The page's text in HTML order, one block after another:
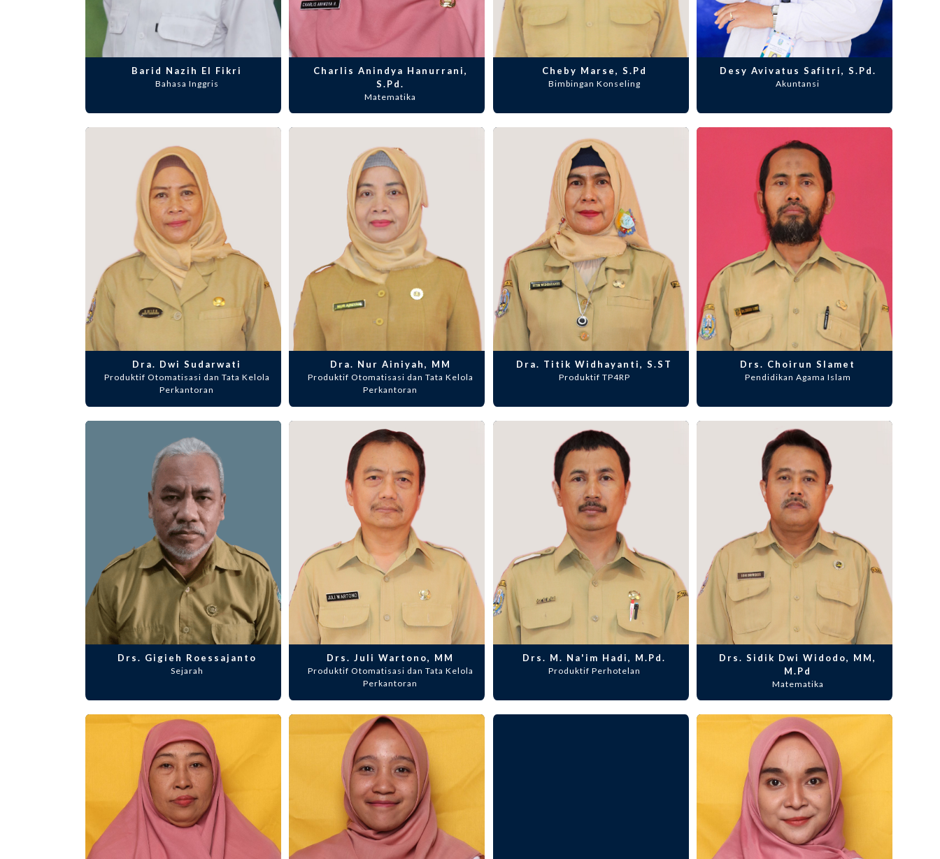
Barid Nazih El Fikri
Bahasa Inggris
Charlis Anindya Hanurrani,
S.Pd.
Matematika
Cheby Marse, S.Pd
Bimbingan Konseling
Desy Avivatus Safitri, S.Pd.
Akuntansi
Dra. Dwi Sudarwati
Produktif Otomatisasi dan Tata Kelola
Perkantoran
Dra. Nur Ainiyah, MM
Produktif Otomatisasi dan Tata Kelola
Perkantoran
Dra. Titik Widhayanti, S.ST
Produktif TP4RP
Drs. Choirun Slamet
Pendidikan Agama Islam
Drs. Gigieh Roessajanto
Sejarah
Drs. Juli Wartono, MM
Produktif Otomatisasi dan Tata Kelola
Perkantoran
Drs. M. Na'im Hadi, M.Pd.
Produktif Perhotelan
Drs. Sidik Dwi Widodo, MM,
M.Pd
Matematika